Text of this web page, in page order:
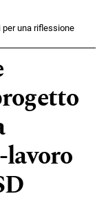
per una riflessione